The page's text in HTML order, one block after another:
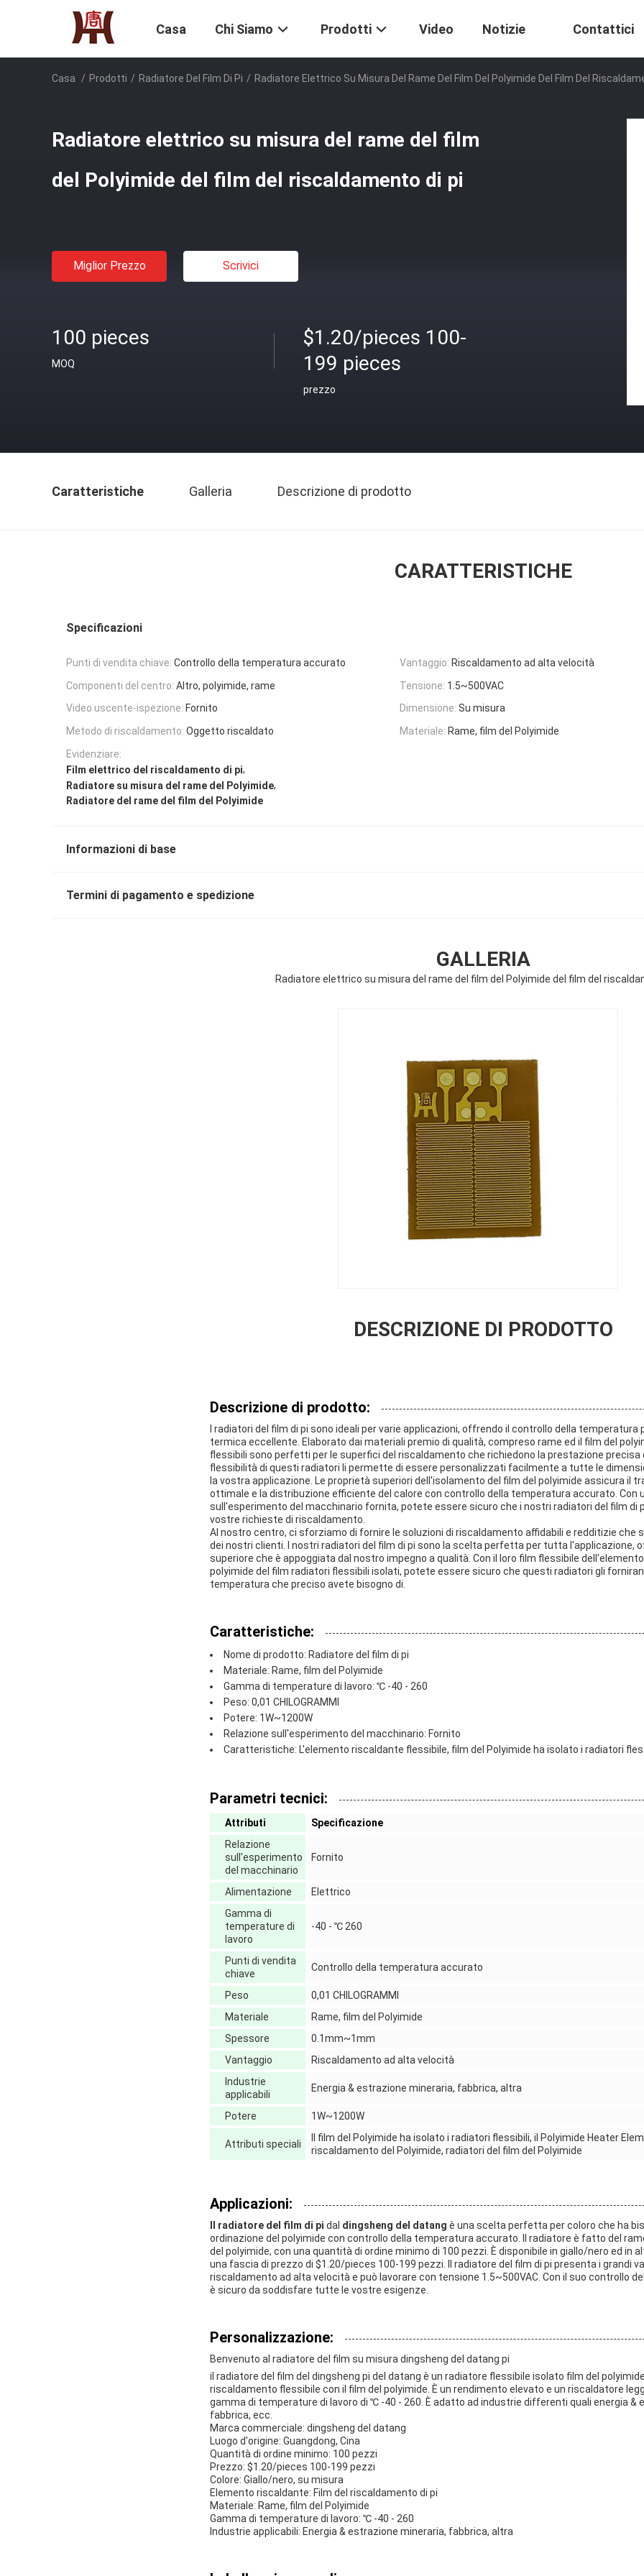
Casa Chi Siamo Prodotti Video Notizie Contattici
Casa / Prodotti / Radiatore Del Film Di Pi / Radiatore Elettrico Su Misura Del Rame Del Film Del Polyimide Del Film Del
Radiatore elettrico su misura del rame del film
del Polyimide del film del riscaldamento di pi
Miglior Prezzo Scrivici
100 pieces
MOQ
$1.20/pieces 100-
199 pieces
prezzo
Caratteristiche Galleria Descrizione di prodotto
CARATTERISTICHE
Specificazioni
Punti di vendita chiave: Controllo della temperatura accurato Vantaggio: Riscaldamento ad alta velocità
Componenti del centro: Altro, polyimide, rame Tensione: 1.5~500VAC
Video uscente-ispezione: Fornito Dimensione: Su misura
Metodo di riscaldamento: Oggetto riscaldato Materiale: Rame, film del Polyimide
Evidenziare:
Film elettrico del riscaldamento di pi,
Radiatore su misura del rame del Polyimide,
Radiatore del rame del film del Polyimide
Informazioni di base
Termini di pagamento e spedizione
GALLERIA
Radiatore elettrico su misura del rame del film del Polyimide del film del
DESCRIZIONE DI PRODOTTO
Descrizione di prodotto:
I radiatori del film di pi sono ideali per varie applicazioni, offrendo il controllo della
termica eccellente. Elaborato dai materiali premio di qualità, compreso rame ed il film del
flessibili sono perfetti per le superfici del riscaldamento che richiedono la prestazione precisa
flessibilità di questi radiatori li permette di essere personalizzati facilmente a tutte le
la vostra applicazione. Le proprietà superiori dell'isolamento del film del polyimide assicura il
ottimale e la distribuzione efficiente del calore con controllo della temperatura accurato. Con
sull'esperimento del macchinario fornita, potete essere sicuro che i nostri radiatori del film di
vostre richieste di riscaldamento.
Al nostro centro, ci sforziamo di fornire le soluzioni di riscaldamento affidabili e redditizie che
dei nostri clienti. I nostri radiatori del film di pi sono la scelta perfetta per tutta l'applicazione,
superiore che è appoggiata dal nostro impegno a qualità. Con il loro film flessibile
polyimide del film radiatori flessibili isolati, potete essere sicuro che questi radiatori gli
temperatura che preciso avete bisogno di.
Caratteristiche:
Nome di prodotto: Radiatore del film di pi
Materiale: Rame, film del Polyimide
Gamma di temperature di lavoro: ℃ -40 - 260
Peso: 0,01 CHILOGRAMMI
Potere: 1W~1200W
Relazione sull'esperimento del macchinario: Fornito
Caratteristiche: L'elemento riscaldante flessibile, film del Polyimide ha isolato i radiatori
Parametri tecnici:
Attributi
Specificazione
Relazione
sull'esperimento
del macchinario
Fornito
Alimentazione
Elettrico
Gamma di
temperature di
lavoro
-40 - ℃ 260
Punti di vendita
chiave
Controllo della temperatura accurato
Peso
0,01 CHILOGRAMMI
Materiale
Rame, film del Polyimide
Spessore
0.1mm~1mm
Vantaggio
Riscaldamento ad alta velocità
Industrie
applicabili
Energia & estrazione mineraria, fabbrica, altra
Potere 1W~1200W
Attributi speciali
Il film del Polyimide ha isolato i radiatori flessibili, il Polyimide Heater
riscaldamento del Polyimide, radiatori del film del Polyimide
Applicazioni:
Il radiatore del film di pi dal dingsheng del datang è una scelta perfetta per coloro che ha
ordinazione del polyimide con controllo della temperatura accurato. Il radiatore è fatto del
del polyimide, con una quantità di ordine minimo di 100 pezzi. È disponibile in giallo/nero ed in
una fascia di prezzo di $1.20/pieces 100-199 pezzi. Il radiatore del film di pi presenta i grandi
riscaldamento ad alta velocità e può lavorare con tensione 1.5~500VAC. Con il suo controllo
è sicuro da soddisfare tutte le vostre esigenze.
Personalizzazione:
Benvenuto al radiatore del film su misura dingsheng del datang pi
il radiatore del film del dingsheng pi del datang è un radiatore flessibile isolato film del
riscaldamento flessibile con il film del polyimide. È un rendimento elevato e un riscaldatore
gamma di temperature di lavoro di ℃ -40 - 260. È adatto ad industrie differenti quali energia &
fabbrica, ecc.
Marca commerciale: dingsheng del datang
Luogo d'origine: Guangdong, Cina
Quantità di ordine minimo: 100 pezzi
Prezzo: $1.20/pieces 100-199 pezzi
Colore: Giallo/nero, su misura
Elemento riscaldante: Film del riscaldamento di pi
Materiale: Rame, film del Polyimide
Gamma di temperature di lavoro: ℃ -40 - 260
Industrie applicabili: Energia & estrazione mineraria, fabbrica, altra